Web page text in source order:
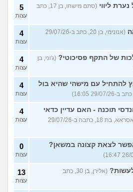
ליווי
(סתם מישהו, בן 17, כתב
5
עצות
(אנונימי, בן 20, כתב ב-29/07/26
4
עצות
של התקף פסיכוטי? (ג'וני, בן
4
עצות
להתחיל עם מישהי שהיא בול
4
עצות
תוכנה - האם עדיין כדאי
(אסראא, בת 18, כתבה ב-29/07/26
4
עצות
לצאת קצונה במשאן? 0
עצות
(אלירן, בן 30, כתב
13
עצות